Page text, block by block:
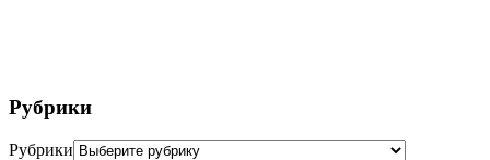
Рубрики
Рубрики